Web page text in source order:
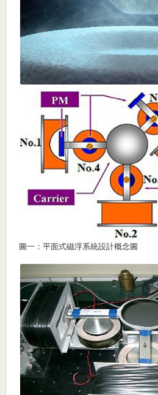
圖一：平面式磁浮系統設計概念圖